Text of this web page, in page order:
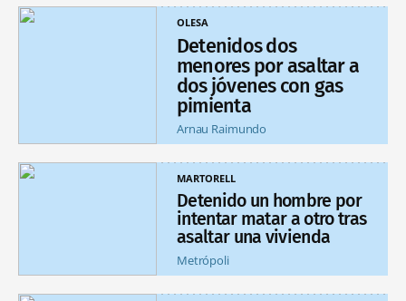
OLESA
Detenidos dos
menores por asaltar a
dos jóvenes con gas
pimienta
Arnau Raimundo
MARTORELL
Detenido un hombre por
intentar matar a otro tras
asaltar una vivienda
Metrópoli